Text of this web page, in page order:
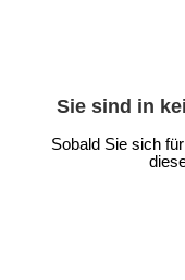
Sie sind in
Sobald Sie sich